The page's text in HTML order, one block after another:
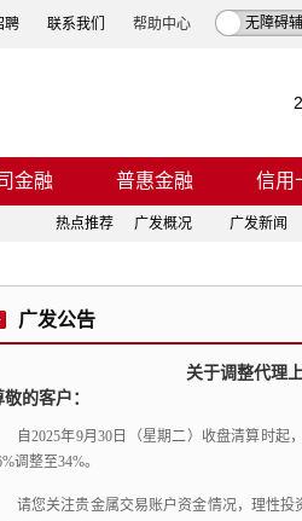
聘 联系我们 帮助中心 无障碍
金融 普惠金融 信用
热点推荐 广发概况 广发新闻
广发公告
关于调整代理
敬的客户：
自2025年9月30日（星期二）收盘清算时
调整至34%。
请您关注贵金属交易账户资金情况，理性投